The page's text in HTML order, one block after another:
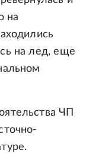
на
на лед, еще
ЧП